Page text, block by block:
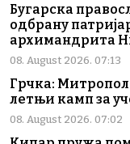
Бугарска
одбрану
архимандрита
08. August 2026. 07:13
Грчка:
летњи камп за
08. August 2026. 07:02